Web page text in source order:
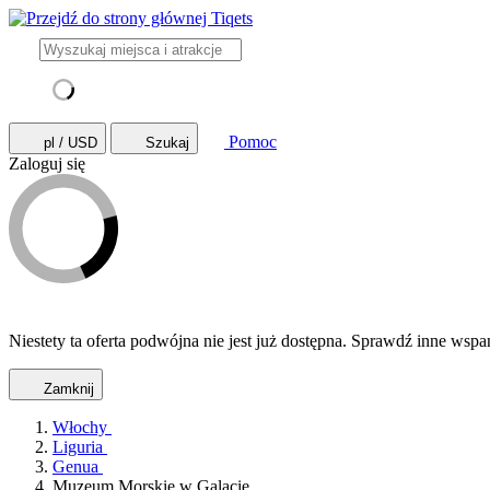
pl / USD Szukaj
Pomoc
Zaloguj się
Niestety ta oferta podwójna nie jest już dostępna. Sprawdź inne
Zamknij
Włochy
Liguria
Genua
Muzeum Morskie w Galacie